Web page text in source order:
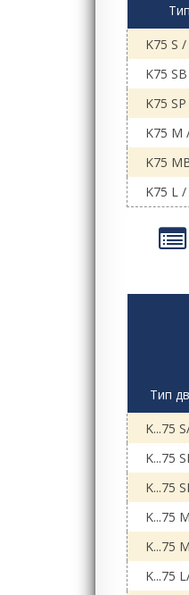
K75 S /
K75
K75
K75 M
K75
K75 L /
Тип
K...75
K...75
K...75
K...75
K...75
K...75